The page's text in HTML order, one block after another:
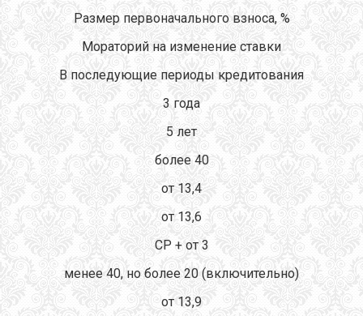
Размер первоначального взноса, %
Мораторий на изменение ставки
В последующие периоды кредитования
3 года
5 лет
более 40
от 13,4
от 13,6
CР + от 3
менее 40, но более 20 (включительно)
от 13,9